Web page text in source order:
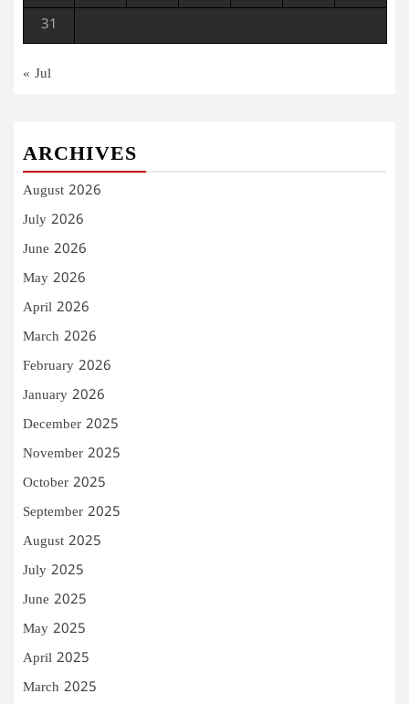
31
« Jul
ARCHIVES
August 2026
July 2026
June 2026
May 2026
April 2026
March 2026
February 2026
January 2026
December 2025
November 2025
October 2025
September 2025
August 2025
July 2025
June 2025
May 2025
April 2025
March 2025